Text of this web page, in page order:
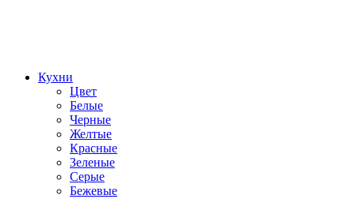
Кухни
Цвет
Белые
Черные
Желтые
Красные
Зеленые
Серые
Бежевые